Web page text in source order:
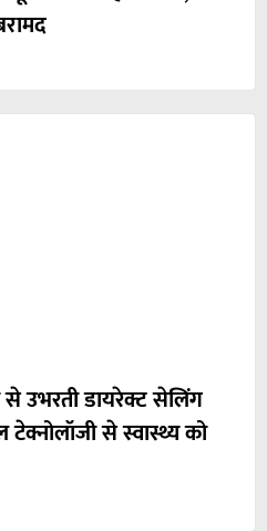
उभरती डायरेक्ट सेलिंग
से स्वास्थ्य को